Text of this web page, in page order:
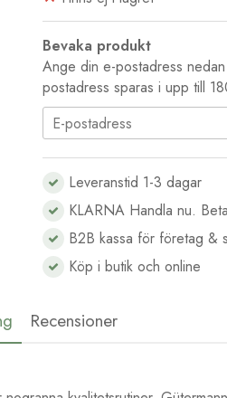
Bevaka produkt
Ange din e-postadress
postadress sparas i upp till
Leveranstid 1-3 dagar
KLARNA Handla nu.
B2B kassa för företag &
Köp i butik och online
Recensioner